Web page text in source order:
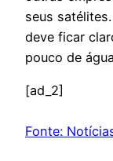
seus
deve ficar
pouco de
[ad_2]
Fonte: